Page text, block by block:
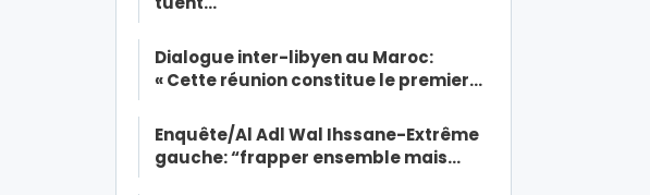
Dialogue inter-libyen au Maroc:
« Cette réunion constitue le premier…
Enquête/Al Adl Wal Ihssane-Extrême
gauche: “frapper ensemble mais…